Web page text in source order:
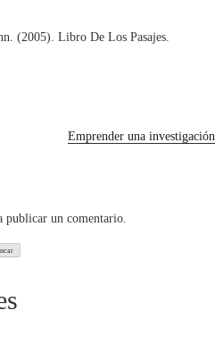
(2005). Libro De Los Pasajes.
Emprender una investigación
publicar un comentario.